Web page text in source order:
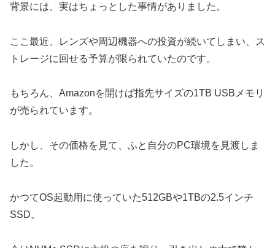
背景には、実はちょっとした事情がありました。
ここ最近、レンズや周辺機器への投資が続いてしまい、ス
トレージに回せる予算が限られていたのです。
もちろん、Amazonを開けば指先サイズの1TB USBメモリ
が売られています。
しかし、その価格を見て、ふと自分のPC環境を見渡しま
した。
かつてOS起動用に使っていた512GBや1TBの2.5インチ
SSD。